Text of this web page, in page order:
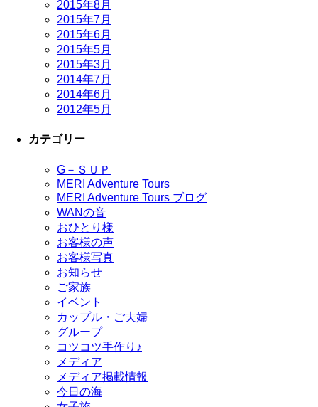
2015年8月
2015年7月
2015年6月
2015年5月
2015年3月
2014年7月
2014年6月
2012年5月
カテゴリー
G－ＳＵＰ
MERI Adventure Tours
MERI Adventure Tours ブログ
WANの音
おひとり様
お客様の声
お客様写真
お知らせ
ご家族
イベント
カップル・ご夫婦
グループ
コツコツ手作り♪
メディア
メディア掲載情報
今日の海